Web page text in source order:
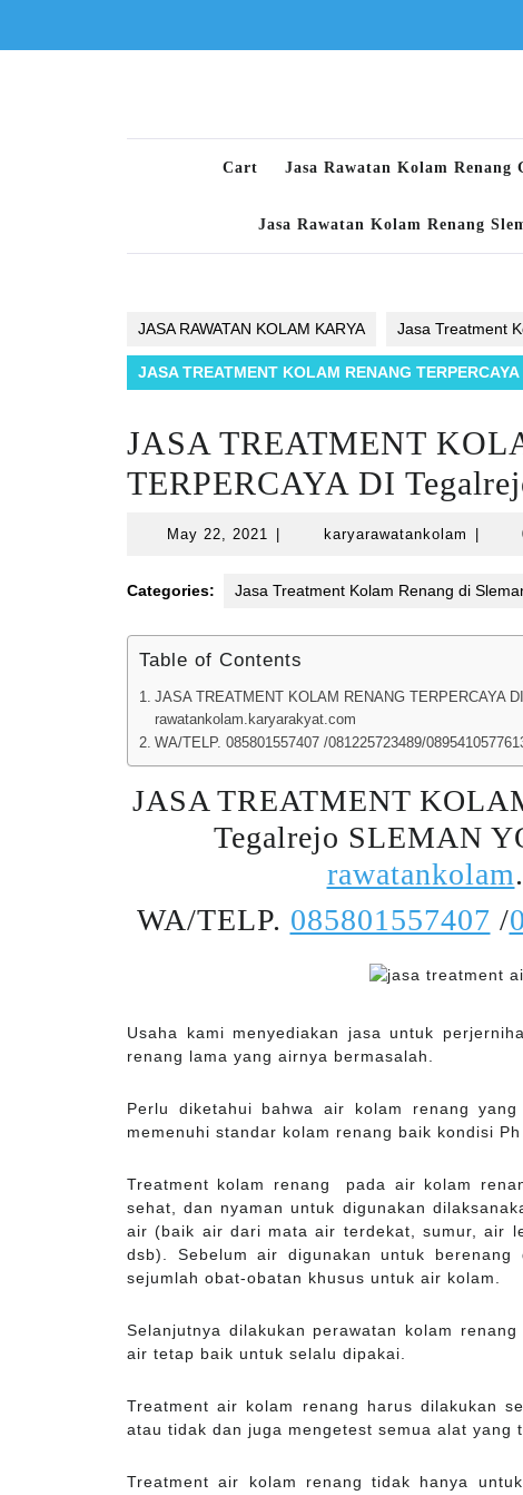
Cart Jasa Rawatan Kolam Renang
Jasa Rawatan Kolam Renang
JASA RAWATAN KOLAM KARYA Jasa Treatment
JASA TREATMENT KOLAM RENANG
JASA TREATMENT
TERPERCAYA DI
May 22, 2021 May
karyarawatankolam
Categories: Jasa Treatment Kolam Renang di
Table of Contents
JASA TREATMENT KOLAM RENANG TERPERCAYA
rawatankolam.karyarakyat.com
WA/TELP. 085801557407 /081225723489/
JASA TREATMENT
Tegalrejo SLEMAN
rawatankolam.
WA/TELP. 085801557407 /
Usaha kami menyediakan jasa untuk
renang lama yang airnya bermasalah.
Perlu diketahui bahwa air kolam renang
memenuhi standar kolam renang baik kondisi
Treatment kolam renang pada air kolam
sehat, dan nyaman untuk digunakan
air (baik air dari mata air terdekat, sumur, air
dsb). Sebelum air digunakan untuk berenang
sejumlah obat-obatan khusus untuk air kolam.
Selanjutnya dilakukan perawatan kolam
air tetap baik untuk selalu dipakai.
Treatment air kolam renang harus dilakukan
atau tidak dan juga mengetest semua alat yang
Treatment air kolam renang tidak hanya